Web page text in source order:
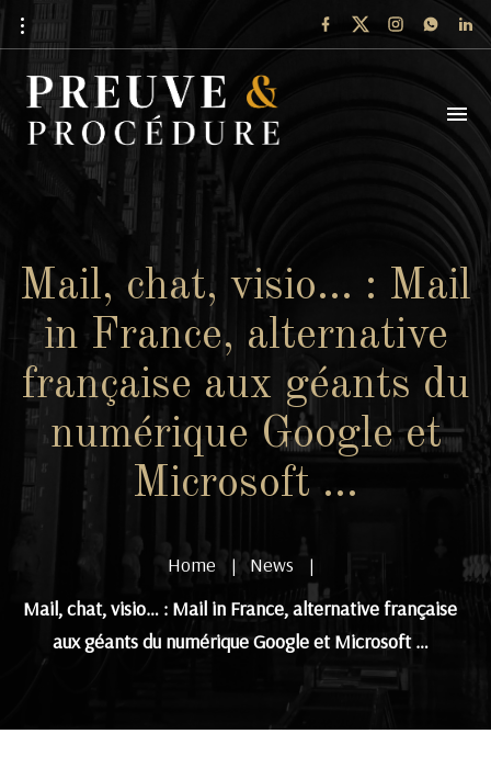
Mail, chat, visio… : Mail
in France, alternative
française aux géants du
numérique Google et
Microsoft …
Home | News |
Mail, chat, visio… : Mail in France, alternative française
aux géants du numérique Google et Microsoft …